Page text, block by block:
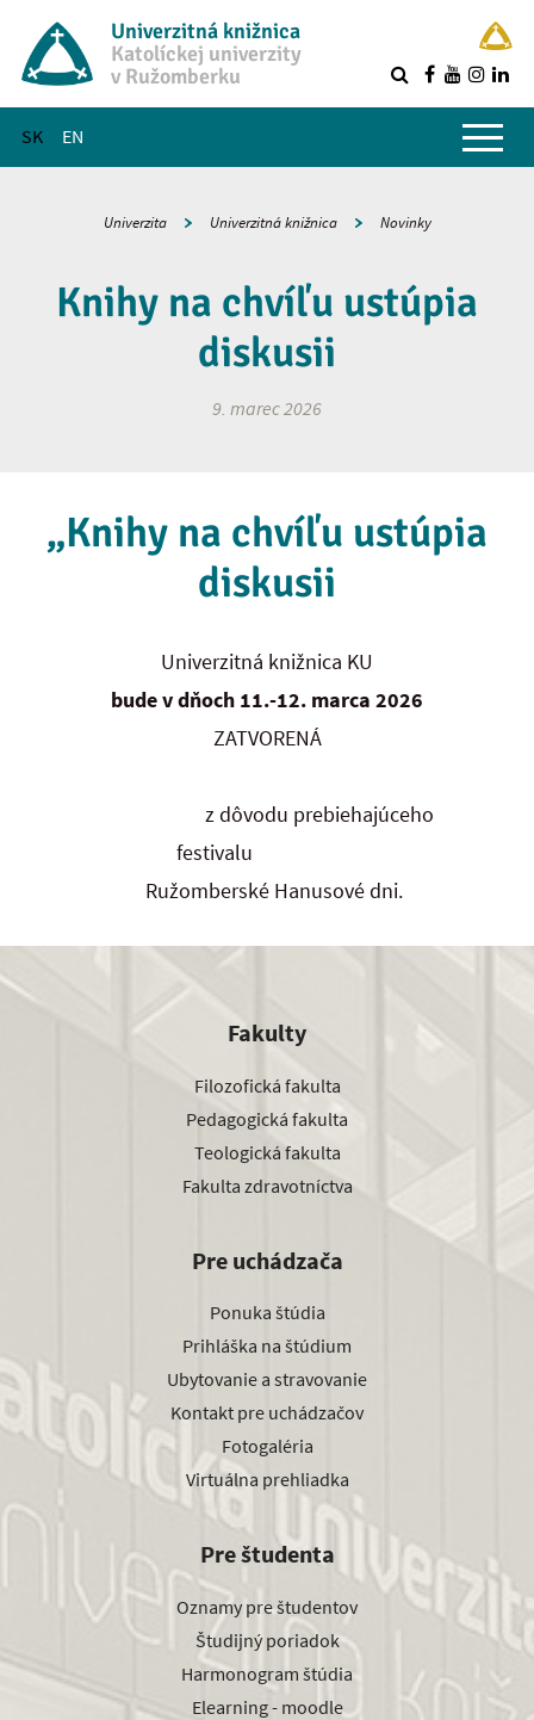
Univerzitná knižnica
Katolíckej univerzity
v Ružomberku
SK EN
Hlavné menu
Univerzita Univerzitná knižnica Novinky
Knihy na chvíľu ustúpia
diskusii
9. marec 2026
„Knihy na chvíľu ustúpia
diskusii
Univerzitná knižnica KU
bude v dňoch 11.-12. marca 2026
ZATVORENÁ
z dôvodu prebiehajúceho
festivalu
Ružomberské Hanusové dni.
Fakulty
Filozofická fakulta
Pedagogická fakulta
Teologická fakulta
Fakulta zdravotníctva
Pre uchádzača
Ponuka štúdia
Prihláška na štúdium
Ubytovanie a stravovanie
Kontakt pre uchádzačov
Fotogaléria
Virtuálna prehliadka
Pre študenta
Oznamy pre študentov
Študijný poriadok
Harmonogram štúdia
Elearning - moodle